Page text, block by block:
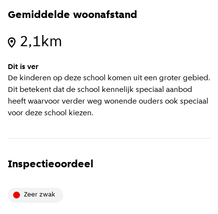
Gemiddelde woonafstand
2,1km
Dit is ver
De kinderen op deze school komen uit een groter gebied.
Dit betekent dat de school kennelijk speciaal aanbod
heeft waarvoor verder weg wonende ouders ook speciaal
voor deze school kiezen.
Inspectieoordeel
zeer zwak